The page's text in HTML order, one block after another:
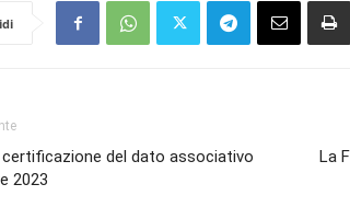
certificazione del dato associativo
2023
La